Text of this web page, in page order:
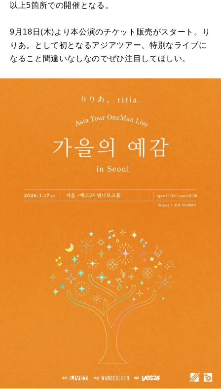
以上5箇所での開催となる。
9月18日(木)より本公演のチケット販売がスタート。り
りあ。として初となるアジアツアー、特別なライブに
なること間違いなしなのでぜひ注目してほしい。